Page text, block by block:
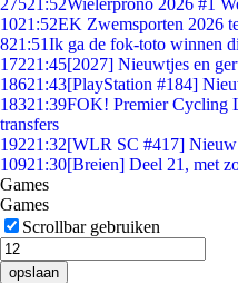
27521:52Wielerprono 2026 #1
1021:52EK Zwemsporten 2026
821:51Ik ga de fok-toto winnen
17221:45[2027] Nieuwtjes en
18621:43[PlayStation #184]
18321:39FOK! Premier Cycling
transfers
19221:32[WLR SC #417] Nieuw
10921:30[Breien] Deel 21, met
Games
Games
Scrollbar gebruiken
opslaan